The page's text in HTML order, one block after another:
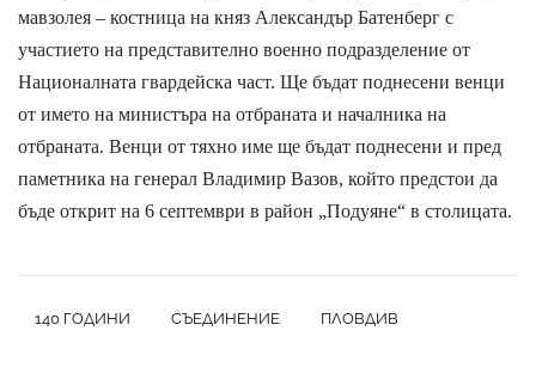
мавзолея – костница на княз Александър Батенберг с
участието на представително военно подразделение от
Националната гвардейска част. Ще бъдат поднесени венци
от името на министъра на отбраната и началника на
отбраната. Венци от тяхно име ще бъдат поднесени и пред
паметника на генерал Владимир Вазов, който предстои да
бъде открит на 6 септември в район „Подуяне“ в столицата.
140 ГОДИНИ СЪЕДИНЕНИЕ ПЛОВДИВ